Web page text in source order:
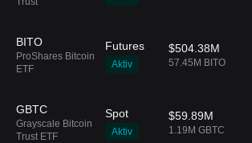
BITO
ProShares Bitcoin
ETF
Futures
Aktiv
$504.38M
57.45M BITO
GBTC
Grayscale Bitcoin
Trust ETF
Spot
Aktiv
$59.89M
1.19M GBTC